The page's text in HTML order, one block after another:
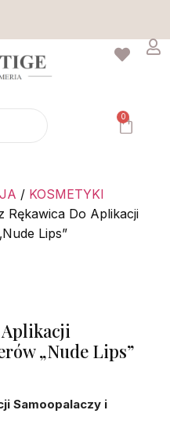
0
/ KOSMETYKI
Rękawica Do Aplikacji
Lips”
Aplikacji
„Nude Lips”
Samoopalaczy i